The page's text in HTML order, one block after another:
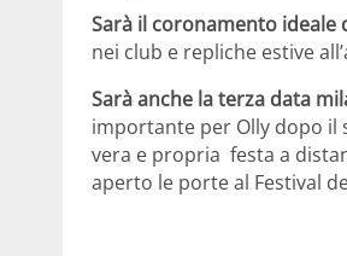
Sarà il coronamento
nei club e repliche estive
Sarà anche la terza data
importante per Olly dopo il
vera e propria festa a
aperto le porte al Festival